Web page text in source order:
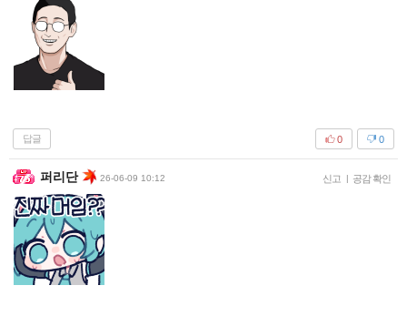
답글 0
0
퍼리단 26-06-09 10:12 신고 | 공감 확인